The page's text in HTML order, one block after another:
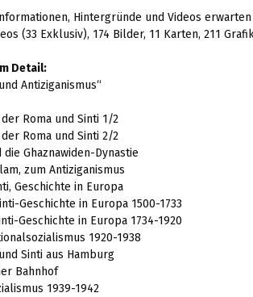
Hintergründe und Videos erwarten
(33 Exklusiv), 174 Bilder, 11 Karten, 211
Detail:
Antiziganismus“
Roma und Sinti 1/2
Roma und Sinti 2/2
Ghaznawiden-Dynastie
zum Antiziganismus
Geschichte in Europa
Geschichte in Europa 1500-1733
Geschichte in Europa 1734-1920
1920-1938
Sinti aus Hamburg
Bahnhof
1939-1942